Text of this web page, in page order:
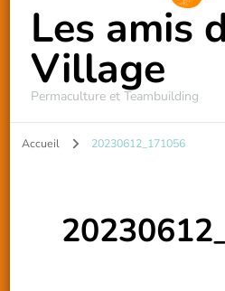
Les amis
Village
Permaculture et Teambuilding
Accueil 20230612_171056